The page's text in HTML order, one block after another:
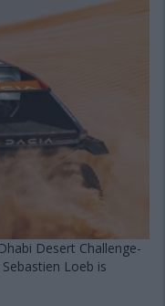
Desert Challenge-
Loeb is